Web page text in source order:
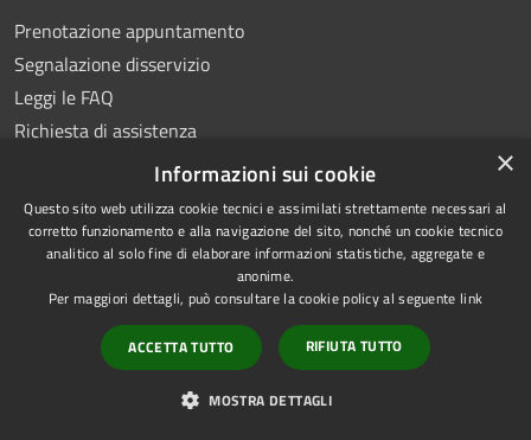
Prenotazione appuntamento
Segnalazione disservizio
Leggi le FAQ
Richiesta di assistenza
Amministrazione trasparente
Albo pretorio
Informativa privacy
Dichiarazione di accessibilità
×
Informazioni sui cookie
Questo sito web utilizza cookie tecnici e assimilati strettamente necessari al
corretto funzionamento e alla navigazione del sito, nonché un cookie tecnico
analitico al solo fine di elaborare informazioni statistiche, aggregate e
anonime.
Per maggiori dettagli, può consultare la cookie policy al seguente link
ACCETTA TUTTO RIFIUTA TUTTO
MOSTRA DETTAGLI